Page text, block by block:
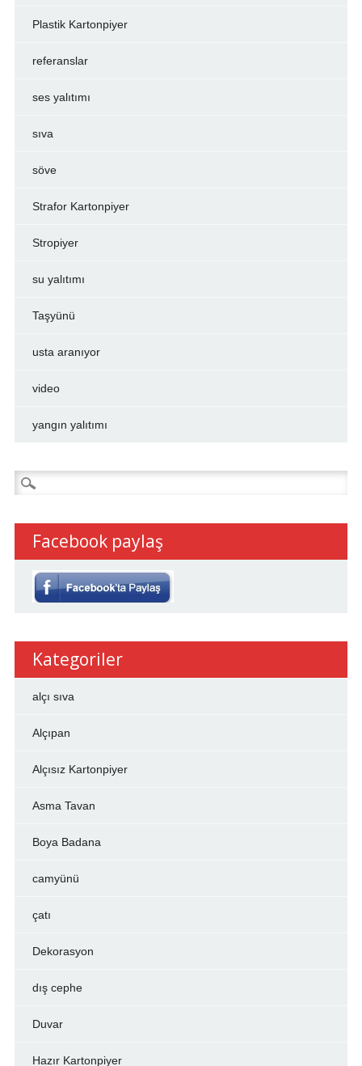
Plastik Kartonpiyer
referanslar
ses yalıtımı
sıva
söve
Strafor Kartonpiyer
Stropiyer
su yalıtımı
Taşyünü
usta aranıyor
video
yangın yalıtımı
Arama:
Facebook paylaş
Kategoriler
alçı sıva
Alçıpan
Alçısız Kartonpiyer
Asma Tavan
Boya Badana
camyünü
çatı
Dekorasyon
dış cephe
Duvar
Hazır Kartonpiyer